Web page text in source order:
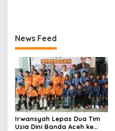
News Feed
Irwansyah Lepas Dua Tim
Usia Dini Banda Aceh ke